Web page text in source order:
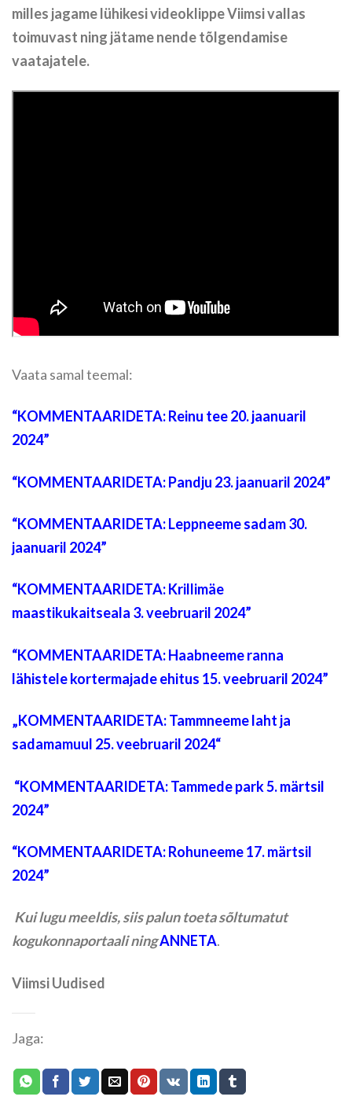
milles jagame lühikesi videoklippe Viimsi vallas
toimuvast ning jätame nende tõlgendamise
vaatajatele.
Vaata samal teemal:
“KOMMENTAARIDETA: Reinu tee 20. jaanuaril
2024”
“KOMMENTAARIDETA: Pandju 23. jaanuaril 2024”
“KOMMENTAARIDETA: Leppneeme sadam 30.
jaanuaril 2024”
“KOMMENTAARIDETA: Krillimäe
maastikukaitseala 3. veebruaril 2024”
“KOMMENTAARIDETA: Haabneeme ranna
lähistele kortermajade ehitus 15. veebruaril 2024”
„KOMMENTAARIDETA: Tammneeme laht ja
sadamamuul 25. veebruaril 2024“
“KOMMENTAARIDETA: Tammede park 5. märtsil
2024”
“KOMMENTAARIDETA: Rohuneeme 17. märtsil
2024”
Kui lugu meeldis, siis palun toeta sõltumatut
kogukonnaportaali ningANNETA.
Viimsi Uudised
Jaga: